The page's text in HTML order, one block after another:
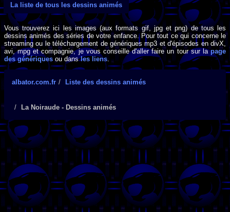
La liste de tous les dessins animés
Vous trouverez ici les images (aux formats gif, jpg et png) de tous les
dessins animés des séries de votre enfance. Pour tout ce qui concerne le
streaming ou le téléchargement de génériques mp3 et d'épisodes en divX,
avi, mpg et compagnie, je vous conseille d'aller faire un tour sur lapage
des génériques ou dansles liens.
albator.com.fr Liste des dessins animés
La Noiraude - Dessins animés